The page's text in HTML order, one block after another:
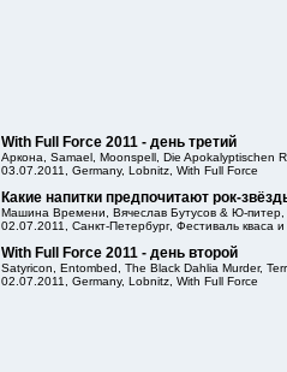
With Full Force 2011 - день третий
Аркона, Samael, Moonspell, Die Apokalyptischen
03.07.2011, Germany, Lobnitz, With Full Force
Какие напитки предпочитают рок-
Машина Времени, Вячеслав Бутусов & Ю-
02.07.2011, Санкт-Петербург, Фестиваль кваса и
With Full Force 2011 - день второй
Satyricon, Entombed, The Black Dahlia Murder,
02.07.2011, Germany, Lobnitz, With Full Force